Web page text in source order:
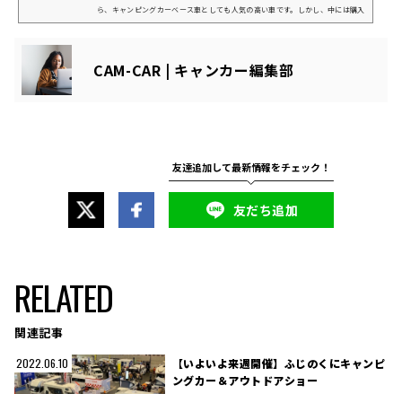
ら、キャンピングカーベース車としても人気の高い車です。しかし、中には購入
してから後悔したといった声が多くあります。本記事では、ハイエースのキャン
トヨタモビリティ神奈川ハイエースは、カスタムカーとして使いやすい...
CAM-CAR | キャンカー編集部
友だち追加
RELATED
関連記事
2022.06.10
【いよいよ来週開催】ふじのくにキャンピ
ングカー＆アウトドアショー